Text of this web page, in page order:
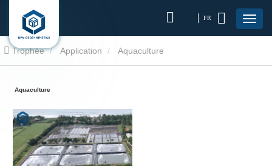
FR
Trophée Application Aquaculture
Aquaculture